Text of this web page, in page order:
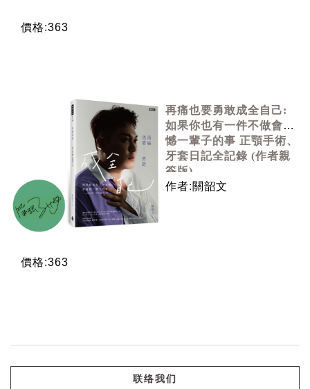
價格:363
再痛也要勇敢成全自己:
如果你也有一件不做會遺
憾一輩子的事 正顎手術、
牙套日記全記錄 (作者親
簽版)
作者:關韶文
價格:363
联络我们